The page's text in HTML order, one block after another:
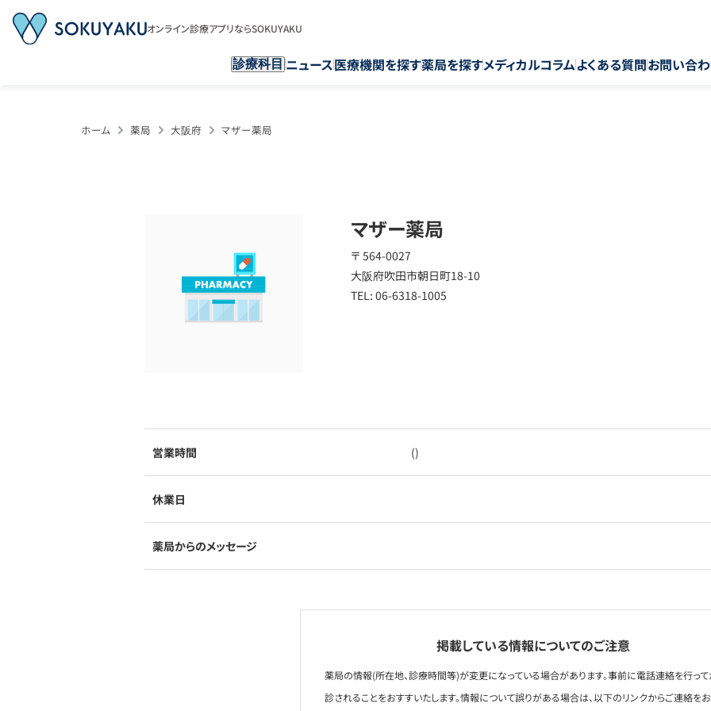
オンライン診療アプリならSOKUYAKU
診療科目 ニュース医療機関を探す薬局を探すメディカルコラムよくある質問お問い合
ホーム 薬局 大阪府 マザー薬局
マザー薬局
〒 564-0027
大阪府吹田市朝日町18-10
TEL: 06-6318-1005
営業時間 ()
休業日
薬局からのメッセージ
掲載している情報についてのご注意
薬局の情報(所在地、診療時間等)が変更になっている場合があります。事前に電話連絡を行っ
診されることをおすすいたします。情報について誤りがある場合は、以下のリンクからご連絡を